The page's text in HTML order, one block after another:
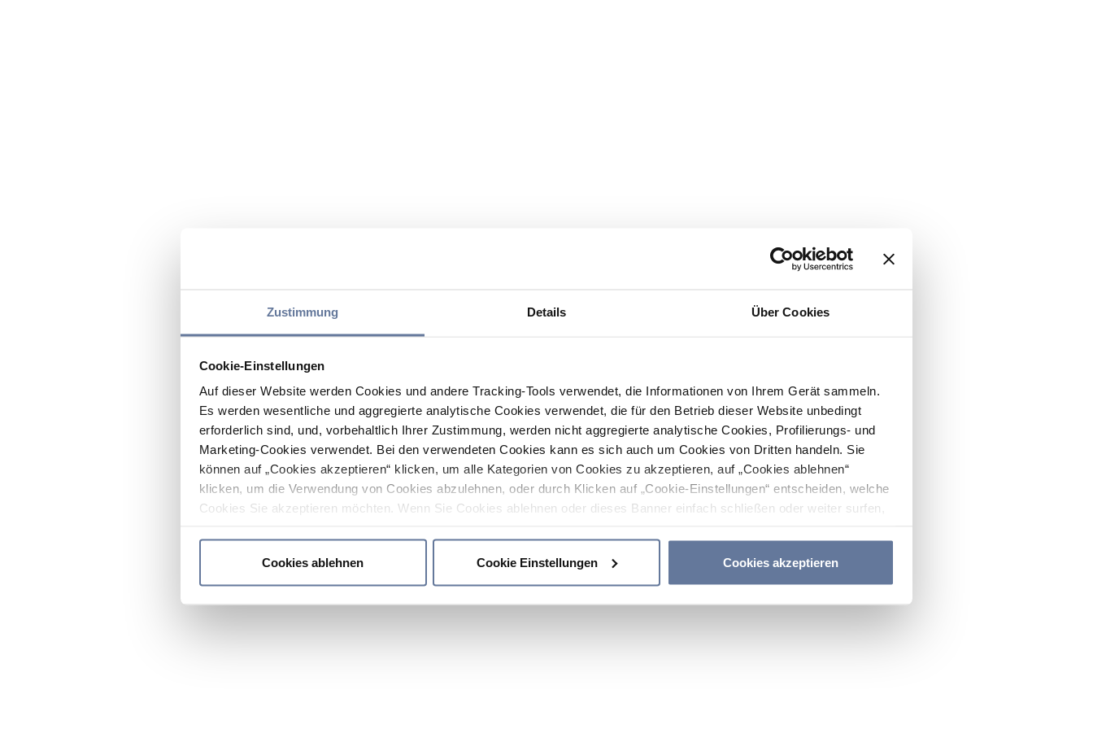
Zustimmung Details Über Cookies
Cookie-Einstellungen
Auf dieser Website werden Cookies und andere Tracking-Tools verwendet, die Informationen von Ihrem Gerät sammeln.
Es werden wesentliche und aggregierte analytische Cookies verwendet, die für den Betrieb dieser Website unbedingt
erforderlich sind, und, vorbehaltlich Ihrer Zustimmung, werden nicht aggregierte analytische Cookies, Profilierungs- und
Marketing-Cookies verwendet. Bei den verwendeten Cookies kann es sich auch um Cookies von Dritten handeln. Sie
können auf „Cookies akzeptieren“ klicken, um alle Kategorien von Cookies zu akzeptieren, auf „Cookies ablehnen“
klicken, um die Verwendung von Cookies abzulehnen, oder durch Klicken auf „Cookie-Einstellungen“ entscheiden, welche
Cookies Sie akzeptieren möchten. Wenn Sie Cookies ablehnen oder dieses Banner einfach schließen oder weiter surfen,
Cookies ablehnen
Cookie Einstellungen Cookies akzeptieren